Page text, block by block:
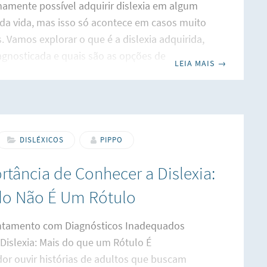
possível adquirir dislexia em algum
vida, mas isso só acontece em casos muito
Vamos explorar o que é a dislexia adquirida,
e quais são as opções de
a dislexia adquirida surge devido a um
LEIA MAIS →
DISLÉXICOS PIPPO
de Conhecer a Dislexia:
Não É Um Rótulo
com Diagnósticos Inadequados
Mais do que um Rótulo É
ouvir histórias de adultos que buscam